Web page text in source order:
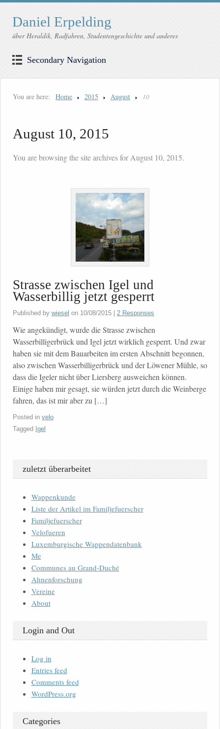
Daniel Erpelding
über Heraldik, Radfahren, Studentengeschichte und anderes
Secondary Navigation
You are here: Home 2015 August 10
August 10, 2015
You are browsing the site archives for August 10, 2015.
Strasse zwischen Igel und
Wasserbillig jetzt gesperrt
Published by wiesel on 10/08/2015 2 Responses
Wie angekündigt, wurde die Strasse zwischen
Wasserbilligerbrück und Igel jetzt wirklich gesperrt. Und zwar
haben sie mit dem Bauarbeiten im ersten Abschnitt begonnen,
also zwischen Wasserbilligerbrück und der Löwener Mühle, so
dass die Igeler nicht über Liersberg ausweichen können.
Einige haben mir gesagt, sie würden jetzt durch die Weinberge
fahren, das ist mir aber zu […]
Posted in velo
Tagged Igel
zuletzt überarbeitet
Wappenkunde
Liste der Artikel im Familjefuerscher
Familjefuerscher
Velofueren
Luxemburgische Wappendatenbank
Me
Communes au Grand-Duché
Ahnenforschung
Vereine
About
Login and Out
Log in
Entries feed
Comments feed
WordPress.org
Categories